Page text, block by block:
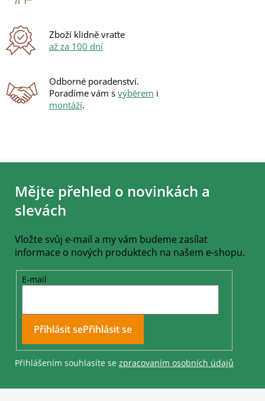
u
Zboží klidně vraťte
až za 100 dní
Odborné poradenství.
Poradíme vám s výběrem i
montáží.
Z
Mějte přehled o novinkách a
slevách
Vložte svůj e-mail a my vám budeme zasílat
informace o nových produktech na našem e-shopu.
E-mail
Přihlásit se
Přihlášením souhlasíte se zpracovaním osobních údajů